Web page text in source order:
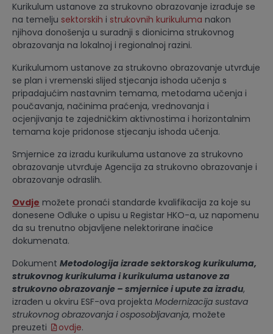
Kurikulum ustanove za strukovno obrazovanje izrađuje se
na temelju sektorskih i strukovnih kurikuluma nakon
njihova donošenja u suradnji s dionicima strukovnog
obrazovanja na lokalnoj i regionalnoj razini.
Kurikulumom ustanove za strukovno obrazovanje utvrđuje
se plan i vremenski slijed stjecanja ishoda učenja s
pripadajućim nastavnim temama, metodama učenja i
poučavanja, načinima praćenja, vrednovanja i
ocjenjivanja te zajedničkim aktivnostima i horizontalnim
temama koje pridonose stjecanju ishoda učenja.
Smjernice za izradu kurikuluma ustanove za strukovno
obrazovanje utvrđuje Agencija za strukovno obrazovanje i
obrazovanje odraslih.
Ovdje možete pronaći standarde kvalifikacija za koje su
donesene Odluke o upisu u Registar HKO-a, uz napomenu
da su trenutno objavljene nelektorirane inačice
dokumenata.
Dokument Metodologija izrade sektorskog kurikuluma,
strukovnog kurikuluma i kurikuluma ustanove za
strukovno obrazovanje – smjernice i upute za izradu,
izrađen u okviru ESF-ova projekta Modernizacija sustava
strukovnog obrazovanja i osposobljavanja, možete
preuzeti
ovdje.